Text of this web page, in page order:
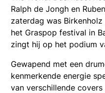
Ralph de Jongh en
zaterdag was
het Graspop festival in
zingt hij op het podium
Gewapend met een
kenmerkende energie
van verschillende